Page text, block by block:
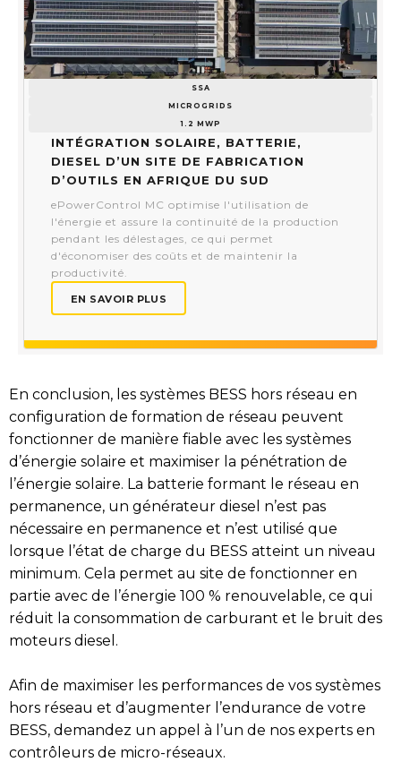
SSA
MICROGRIDS
1.2 MWP
Intégration solaire, batterie,
diesel d’un site de fabrication
d’outils en Afrique du Sud
ePowerControl MC optimise l'utilisation de
l'énergie et assure la continuité de la production
pendant les délestages, ce qui permet
d'économiser des coûts et de maintenir la
productivité.
EN SAVOIR PLUS
En conclusion, les systèmes BESS hors réseau en
configuration de formation de réseau peuvent
fonctionner de manière fiable avec les systèmes
d’énergie solaire et maximiser la pénétration de
l’énergie solaire. La batterie formant le réseau en
permanence, un générateur diesel n’est pas
nécessaire en permanence et n’est utilisé que
lorsque l’état de charge du BESS atteint un niveau
minimum. Cela permet au site de fonctionner en
partie avec de l’énergie 100 % renouvelable, ce qui
réduit la consommation de carburant et le bruit des
moteurs diesel.
Afin de maximiser les performances de vos systèmes
hors réseau et d’augmenter l’endurance de votre
BESS, demandez un appel à l’un de nos experts en
contrôleurs de micro-réseaux.